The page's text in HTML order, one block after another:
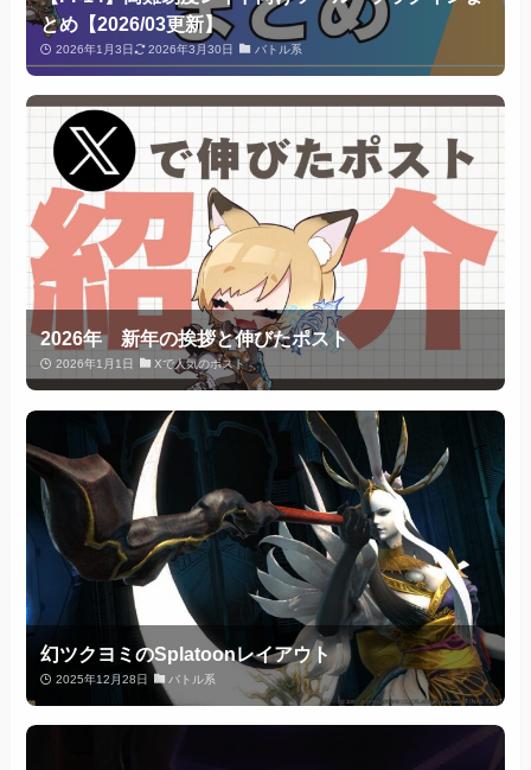
とめ【2026/03更新】
2026年1月3日 2026年3月30日 バトル系
2026年 新年の挨拶と伸びたポスト
2026年1月1日 Xで人気のポスト
幻ツクヨミのSplatoonレイアウト
2025年12月28日 バトル系